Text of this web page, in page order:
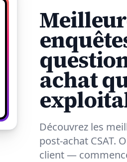
achat
Découvrez les
post-achat CSAT.
client —